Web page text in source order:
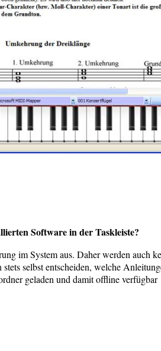
Software in der Taskleiste?
im System aus. Daher werden auch
selbst entscheiden, welche
geladen und damit offline verfügbar